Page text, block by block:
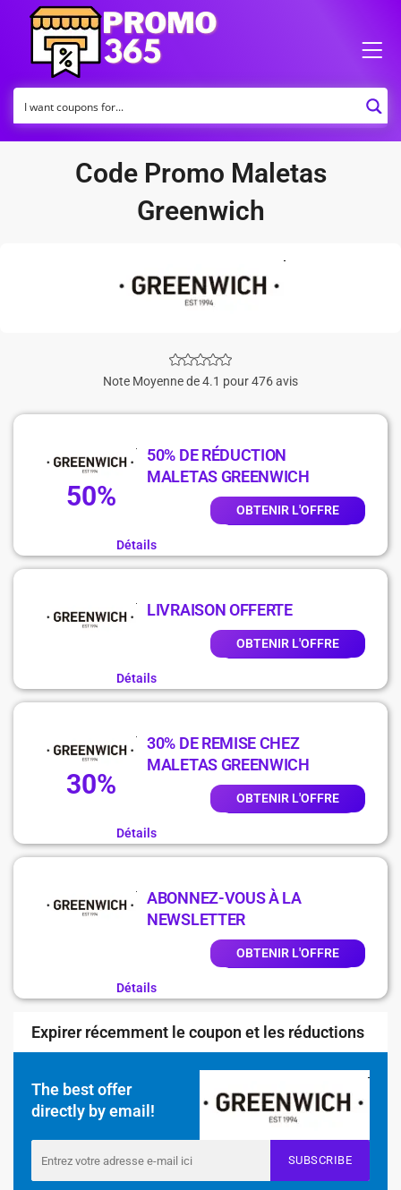
Code Promo Maletas
Greenwich
Note Moyenne de 4.1 pour 476 avis
50%
50% DE RÉDUCTION
MALETAS GREENWICH
OBTENIR L'OFFRE
Détails
LIVRAISON OFFERTE
OBTENIR L'OFFRE
Détails
30%
30% DE REMISE CHEZ
MALETAS GREENWICH
OBTENIR L'OFFRE
Détails
ABONNEZ-VOUS À LA
NEWSLETTER
OBTENIR L'OFFRE
Détails
Expirer récemment le coupon et les réductions
The best offer
directly by email!
SUBSCRIBE